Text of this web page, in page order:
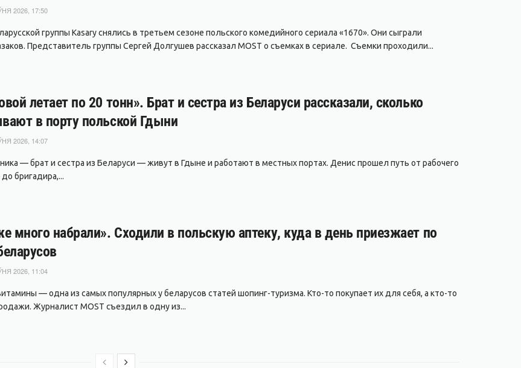
2026, 17:50
группы Kasary снялись в третьем сезоне польского комедийного сериала «1670». Они сыграли
Представитель группы Сергей Долгушев рассказал MOST о съемках в сериале. Съемки проходили...
летает по 20 тонн». Брат и сестра из Беларуси рассказали, сколько
в порту польской Гдыни
2026, 14:07
— брат и сестра из Беларуси — живут в Гдыне и работают в местных портах. Денис прошел путь от рабочего
бригадира,...
много набрали». Сходили в польскую аптеку, куда в день приезжает по
2026, 11:04
— одна из самых популярных у беларусов статей шопинг-туризма. Кто-то покупает их для себя, а кто-то
Журналист MOST съездил в одну из...